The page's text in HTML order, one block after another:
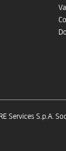
Services S.p.A.